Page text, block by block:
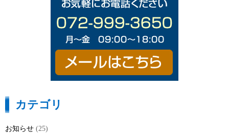
カテゴリ
お知らせ (25)